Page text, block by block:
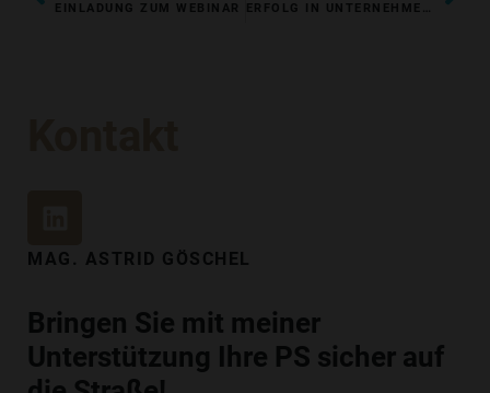
EINLADUNG ZUM WEBINAR ERFOLG IN UNTERNEHMEN NEU DENKEN: EFFIZIENTER PROZESS PLUS MBP® FÜR NACHHALTIGE LEADERSHIP-KULTUREN
N
E
D
I
MAG. ASTRID GÖSCHEL
Bringen Sie mit meiner
Unterstützung Ihre PS sicher auf